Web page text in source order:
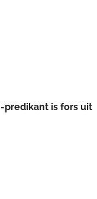
predikant is fors uit